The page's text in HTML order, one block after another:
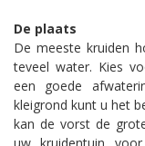
De plaats
De meeste kruiden
teveel water. Kies
een goede
kleigrond kunt u het
kan de vorst de
uw kruidentuin